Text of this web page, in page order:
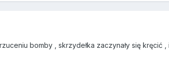
bomby , skrzydełka zaczynały się kręcić